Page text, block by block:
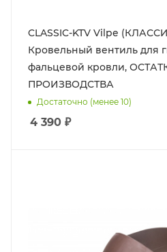
CLASSIC-KTV Vilpe
Кровельный вентиль для
фальцевой кровли,
ПРОИЗВОДСТВА
Достаточно (менее 10)
4 390 ₽